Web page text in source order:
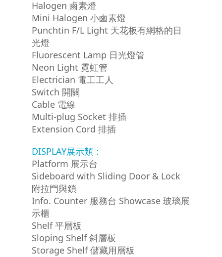
Halogen 鹵素燈
Mini Halogen 小鹵素燈
Punchtin F/L Light 天花板有網格的日
光燈
Fluorescent Lamp 日光燈管
Neon Light 霓虹管
Electrician 電工工人
Switch 開關
Cable 電線
Multi-plug Socket 排插
Extension Cord 排插
DISPLAY展示類：
Platform 展示台
Sideboard with Sliding Door & Lock
附拉門與鎖
Info. Counter 服務台 Showcase 玻璃展
示櫃
Shelf 平層板
Sloping Shelf 斜層板
Storage Shelf 儲藏用層板